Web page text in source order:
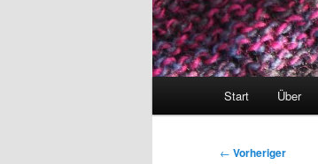
Start Über
Beitragsnavigation
← Vorheriger